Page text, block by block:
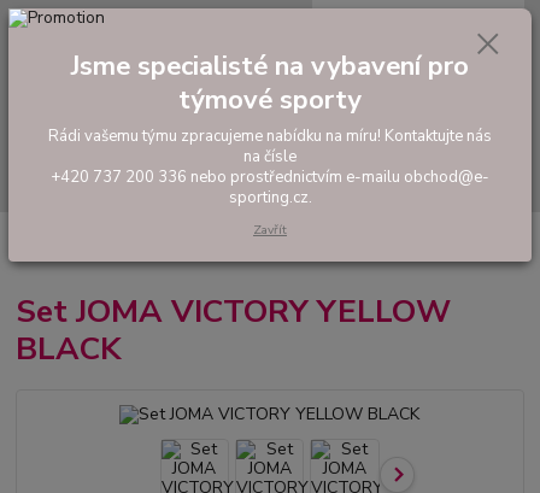
Hledat
tel: +420 737 200 336
0,00 Kč
Tréninkové oblečení
JOMA VICTORY YELLOW BLACK
Set JOMA VICTORY YELLOW
BLACK
Jsme specialisté na vybavení pro
týmové sporty
Rádi vašemu týmu zpracujeme nabídku na míru! Kontaktujte nás
na čísle
+420 737 200 336 nebo prostřednictvím e-mailu obchod@e-
sporting.cz.
Zavřít